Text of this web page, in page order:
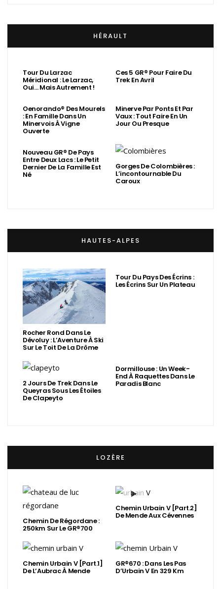
HÉRAULT
Tour Du Larzac
Méridional : Le Larzac,
Oui… Mais Autrement !
Ces 5 GR® Pour Faire Du
Trek En Avril
Oenorando® Des Mourels
: En Famille Dans Un
Minervois À Vigne
Ouverte
Minerve Par Ponts Et Par
Vaux : Tout Faire En Un
Jour Ou Presque
Nouveau GR® De Pays
Entre Deux Lacs : Le Petit
Dernier De La Famille Est
Né
Gorges De Colombières :
L’incontournable Du
Caroux
HAUTES-ALPES
Rocher Rond Dans Le
Dévoluy : L’Aventure À Ski
Sur Le Toit De La Drôme
Tour Du Pays Des Écrins :
Les Écrins Sur Un Plateau
2 Jours De Trek Dans Le
Queyras Sous Les Étoiles
De Clapeyto
Dormillouse : Un Week-
End À Raquettes Dans Le
Paradis Blanc
LOZÈRE
Chemin De Régordane :
250km Sur Le GR®700
Chemin Urbain V [Part.2]
De Mende Aux Cévennes
Chemin Urbain V [Part.1]
De L’Aubrac À Mende
GR®670 : Dans Les Pas
D’Urbain V En 329 Km